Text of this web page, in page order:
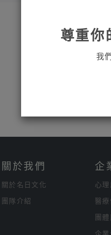
關於我們
關於名日文化
團隊介紹
企
心
醫
團
尊重你
我